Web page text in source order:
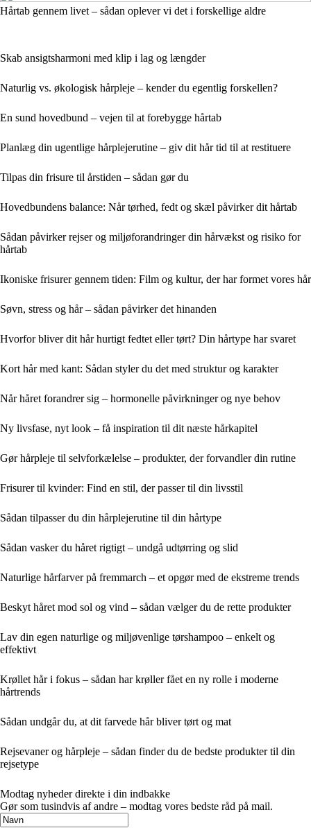
Hårtab gennem livet – sådan oplever vi det i forskellige aldre
Skab ansigtsharmoni med klip i lag og længder
Naturlig vs. økologisk hårpleje – kender du egentlig forskellen?
En sund hovedbund – vejen til at forebygge hårtab
Planlæg din ugentlige hårplejerutine – giv dit hår tid til at restituere
Tilpas din frisure til årstiden – sådan gør du
Hovedbundens balance: Når tørhed, fedt og skæl påvirker dit hårtab
Sådan påvirker rejser og miljøforandringer din hårvækst og risiko for
hårtab
Ikoniske frisurer gennem tiden: Film og kultur, der har formet vores hår
Søvn, stress og hår – sådan påvirker det hinanden
Hvorfor bliver dit hår hurtigt fedtet eller tørt? Din hårtype har svaret
Kort hår med kant: Sådan styler du det med struktur og karakter
Når håret forandrer sig – hormonelle påvirkninger og nye behov
Ny livsfase, nyt look – få inspiration til dit næste hårkapitel
Gør hårpleje til selvforkælelse – produkter, der forvandler din rutine
Frisurer til kvinder: Find en stil, der passer til din livsstil
Sådan tilpasser du din hårplejerutine til din hårtype
Sådan vasker du håret rigtigt – undgå udtørring og slid
Naturlige hårfarver på fremmarch – et opgør med de ekstreme trends
Beskyt håret mod sol og vind – sådan vælger du de rette produkter
Lav din egen naturlige og miljøvenlige tørshampoo – enkelt og
effektivt
Krøllet hår i fokus – sådan har krøller fået en ny rolle i moderne
hårtrends
Sådan undgår du, at dit farvede hår bliver tørt og mat
Rejsevaner og hårpleje – sådan finder du de bedste produkter til din
rejsetype
Modtag nyheder direkte i din indbakke
Gør som tusindvis af andre – modtag vores bedste råd på mail.